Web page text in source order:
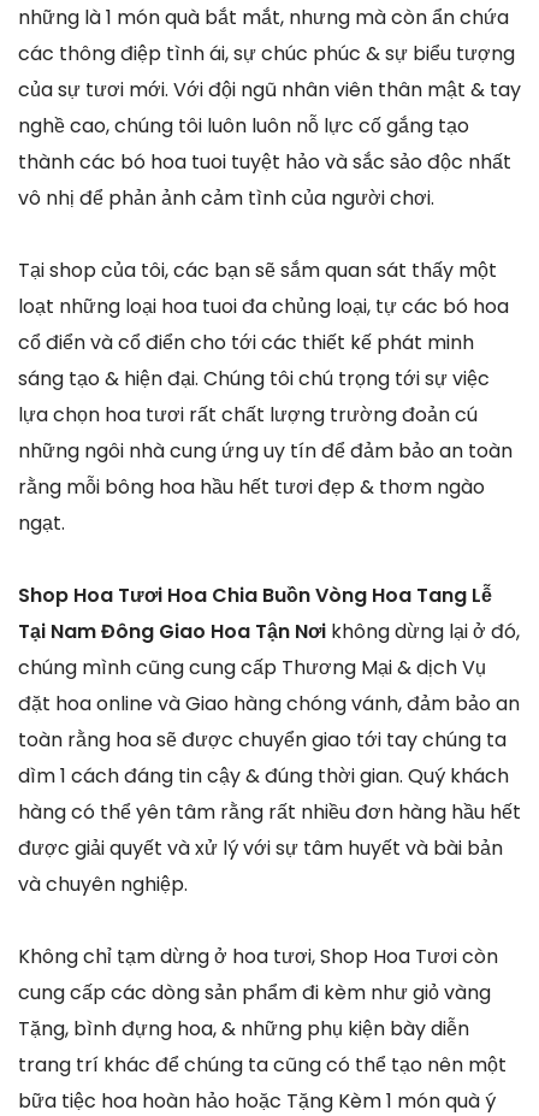
những là 1 món quà bắt mắt, nhưng mà còn ẩn chứa
các thông điệp tình ái, sự chúc phúc & sự biểu tượng
của sự tươi mới. Với đội ngũ nhân viên thân mật & tay
nghề cao, chúng tôi luôn luôn nỗ lực cố gắng tạo
thành các bó hoa tuoi tuyệt hảo và sắc sảo độc nhất
vô nhị để phản ảnh cảm tình của người chơi.
Tại shop của tôi, các bạn sẽ sắm quan sát thấy một
loạt những loại hoa tuoi đa chủng loại, tự các bó hoa
cổ điển và cổ điển cho tới các thiết kế phát minh
sáng tạo & hiện đại. Chúng tôi chú trọng tới sự việc
lựa chọn hoa tươi rất chất lượng trường đoản cú
những ngôi nhà cung ứng uy tín để đảm bảo an toàn
rằng mỗi bông hoa hầu hết tươi đẹp & thơm ngào
ngạt.
Shop Hoa Tươi Hoa Chia Buồn Vòng Hoa Tang Lễ
Tại Nam Đông Giao Hoa Tận Nơi không dừng lại ở đó,
chúng mình cũng cung cấp Thương Mại & dịch Vụ
đặt hoa online và Giao hàng chóng vánh, đảm bảo an
toàn rằng hoa sẽ được chuyển giao tới tay chúng ta
dìm 1 cách đáng tin cậy & đúng thời gian. Quý khách
hàng có thể yên tâm rằng rất nhiều đơn hàng hầu hết
được giải quyết và xử lý với sự tâm huyết và bài bản
và chuyên nghiệp.
Không chỉ tạm dừng ở hoa tươi, Shop Hoa Tươi còn
cung cấp các dòng sản phẩm đi kèm như giỏ vàng
Tặng, bình đựng hoa, & những phụ kiện bày diễn
trang trí khác để chúng ta cũng có thể tạo nên một
bữa tiệc hoa hoàn hảo hoặc Tặng Kèm 1 món quà ý